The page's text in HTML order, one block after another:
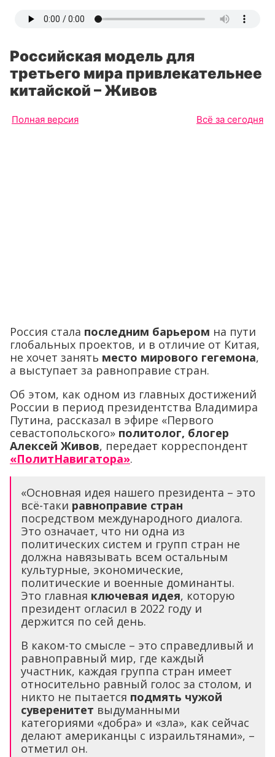
Российская модель для
третьего мира привлекательнее
китайской – Живов
Полная версия Всё за сегодня
Россия стала последним барьером на пути
глобальных проектов, и в отличие от Китая,
не хочет занять место мирового гегемона,
а выступает за равноправие стран.
Об этом, как одном из главных достижений
России в период президентства Владимира
Путина, рассказал в эфире «Первого
севастопольского» политолог, блогер
Алексей Живов, передает корреспондент
«ПолитНавигатора».
«Основная идея нашего президента – это
всё-таки равноправие стран
посредством международного диалога.
Это означает, что ни одна из
политических систем и групп стран не
должна навязывать всем остальным
культурные, экономические,
политические и военные доминанты.
Это главная ключевая идея, которую
президент огласил в 2022 году и
держится по сей день.
В каком-то смысле – это справедливый и
равноправный мир, где каждый
участник, каждая группа стран имеет
относительно равный голос за столом, и
никто не пытается подмять чужой
суверенитет выдуманными
категориями «добра» и «зла», как сейчас
делают американцы с израильтянами», –
отметил он.